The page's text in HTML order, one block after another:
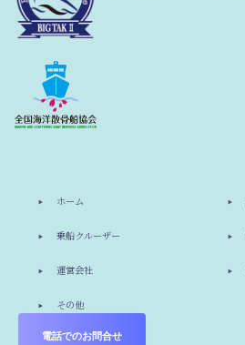
電話でのお問合せ
ホーム
乗船クルーザー
運営会社
その他